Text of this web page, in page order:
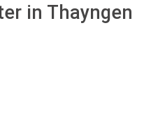
in Thayngen